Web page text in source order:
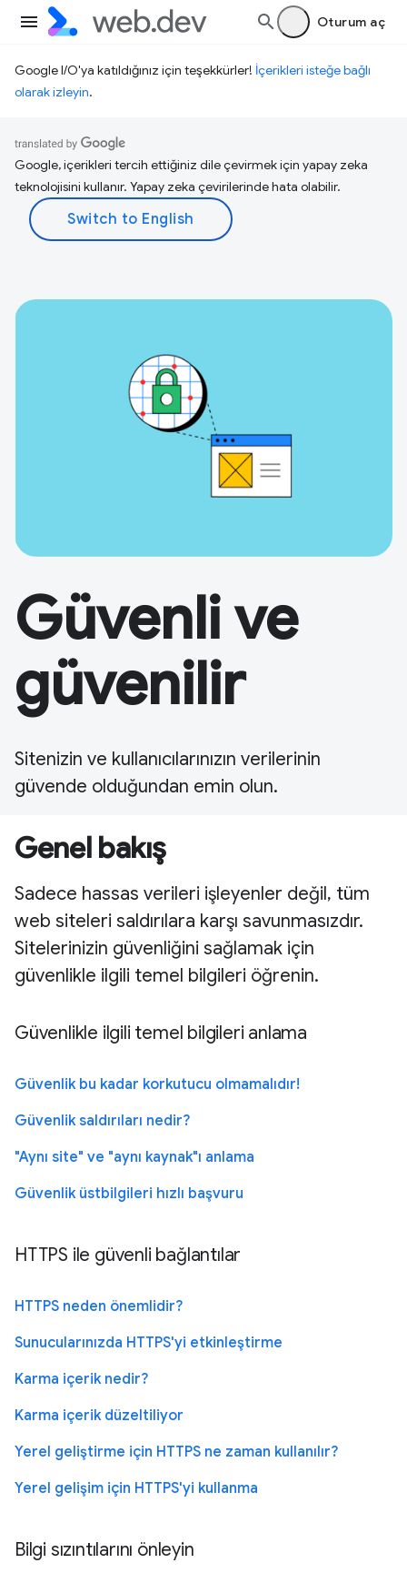
Oturum aç
Google I/O'ya katıldığınız için teşekkürler! İçerikleri isteğe bağlı
olarak izleyin.
Google, içerikleri tercih ettiğiniz dile çevirmek için yapay zeka
teknolojisini kullanır. Yapay zeka çevirilerinde hata olabilir.
Güvenli ve
güvenilir
Sitenizin ve kullanıcılarınızın verilerinin
güvende olduğundan emin olun.
Genel bakış
Sadece hassas verileri işleyenler değil, tüm
web siteleri saldırılara karşı savunmasızdır.
Sitelerinizin güvenliğini sağlamak için
güvenlikle ilgili temel bilgileri öğrenin.
Güvenlikle ilgili temel bilgileri anlama
Güvenlik bu kadar korkutucu olmamalıdır!
Güvenlik saldırıları nedir?
"Aynı site" ve "aynı kaynak"ı anlama
Güvenlik üstbilgileri hızlı başvuru
HTTPS ile güvenli bağlantılar
HTTPS neden önemlidir?
Sunucularınızda HTTPS'yi etkinleştirme
Karma içerik nedir?
Karma içerik düzeltiliyor
Yerel geliştirme için HTTPS ne zaman kullanılır?
Yerel gelişim için HTTPS'yi kullanma
Bilgi sızıntılarını önleyin